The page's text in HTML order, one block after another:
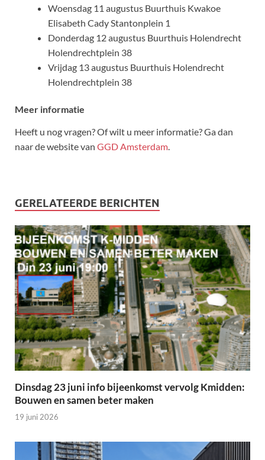
Woensdag 11 augustus Buurthuis Kwakoe
Elisabeth Cady Stantonplein 1
Donderdag 12 augustus Buurthuis Holendrecht
Holendrechtplein 38
Vrijdag 13 augustus Buurthuis Holendrecht
Holendrechtplein 38
Meer informatie
Heeft u nog vragen? Of wilt u meer informatie? Ga dan
naar de website van GGD Amsterdam
GERELATEERDE BERICHTEN
Dinsdag 23 juni info bijeenkomst vervolg Kmidden:
Bouwen en samen beter maken
19 juni 2026